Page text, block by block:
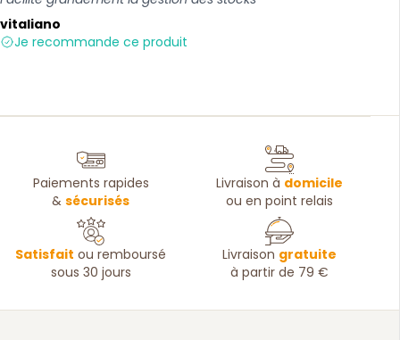
vitaliano
Je recommande ce produit
Paiements rapides
&sécurisés
Livraison à domicile
ou en point relais
Satisfait ou remboursé
sous 30 jours
Livraison gratuite
à partir de 79 €